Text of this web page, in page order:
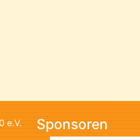
e.V.
Sponsoren